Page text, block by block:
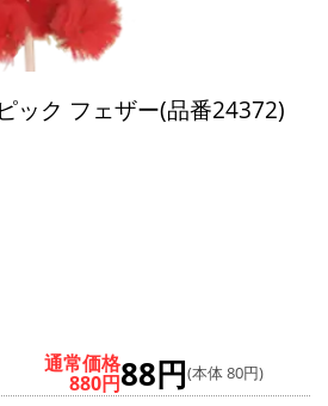
ック フェザー(品番24372)
通常価格
880円88円(本体 80円)